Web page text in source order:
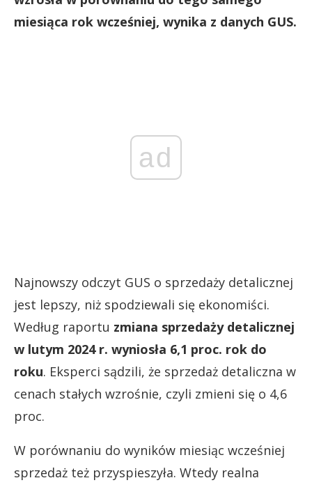
miesiąca rok wcześniej, wynika z danych GUS.
ad
Najnowszy odczyt GUS o sprzedaży detalicznej
jest lepszy, niż spodziewali się ekonomiści.
Według raportu zmiana sprzedaży detalicznej
w lutym 2024 r. wyniosła 6,1 proc. rok do
roku. Eksperci sądzili, że sprzedaż detaliczna w
cenach stałych wzrośnie, czyli zmieni się o 4,6
proc.
W porównaniu do wyników miesiąc wcześniej
sprzedaż też przyspieszyła. Wtedy realna